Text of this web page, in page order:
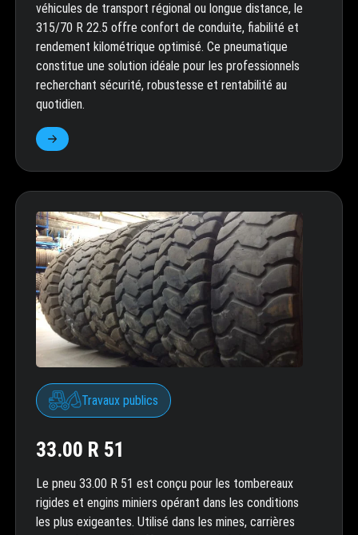
véhicules de transport régional ou longue distance, le
315/70 R 22.5 offre confort de conduite, fiabilité et
rendement kilométrique optimisé. Ce pneumatique
constitue une solution idéale pour les professionnels
recherchant sécurité, robustesse et rentabilité au
quotidien.
Travaux publics
33.00 R 51
Le pneu 33.00 R 51 est conçu pour les tombereaux
rigides et engins miniers opérant dans les conditions
les plus exigeantes. Utilisé dans les mines, carrières